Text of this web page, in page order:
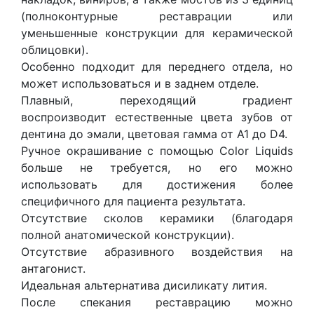
(полноконтурные реставрации или
уменьшенные конструкции для керамической
облицовки).
Особенно подходит для переднего отдела, но
может использоваться и в заднем отделе.
Плавный, переходящий градиент
воспроизводит естественные цвета зубов от
дентина до эмали, цветовая гамма от A1 до D4.
Ручное окрашивание с помощью Color Liquids
больше не требуется, но его можно
использовать для достижения более
специфичного для пациента результата.
Отсутствие сколов керамики (благодаря
полной анатомической конструкции).
Отсутствие абразивного воздействия на
антагонист.
Идеальная альтернатива дисиликату лития.
После спекания реставрацию можно